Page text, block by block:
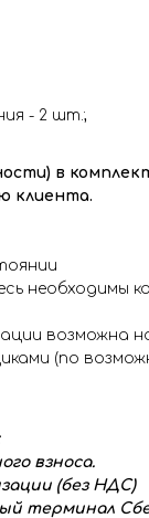
- 2 шт.;
в
клиента.
необходимы
возможна
(по
взноса.
(без НДС)
терминал